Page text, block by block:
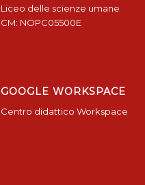
Liceo delle scienze umane
CM: NOPC05500E
GOOGLE WORKSPACE
Centro didattico Workspace